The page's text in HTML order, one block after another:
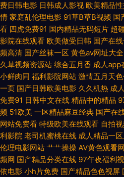
日韩轮理 亚洲欧美天堂在线 91福利在线
色色网 美女91乱搞网站 日本歐美電影 午
视频 国产福利导航在线 久草影片 欧亚肏
91视屏黄色 www99操 豆花在线观看AV
白丝内射 在线搞鸡巴国产 91香蕉国产 成
站 人人肏人人 丝袜脚网址 91清清视频
草福利在线 人妻午夜激情 午夜福利据场
费日韩电影 日韩成人影视 欧美精品
情 家庭乱伦理电影 91草B草B视频 国
看 四虎免费91 国内精品无码短片 超
影院在线观看 欧美做受日韩 国产在
频高清 国产丝袜一区 黄色av网址大全
久草视频资源站 综合五月香 成人app
小鲜肉同 福利影院网站 激情五月天
一页 国产日韩欧美电影 久久机热 成
免费91 日韩中文在线 精品中的精品
频 51欧美 一区精品麻豆经典 国产在
网站免费看 特级欧美在线观看 自拍
利影院 老司机蜜桃在线 成人精品一
伦理电影网站 艹艹操操 AV黄色观看
频网 国产精品分类在线 97午夜福利
依电影 小h片免费 国产精品色色视屏